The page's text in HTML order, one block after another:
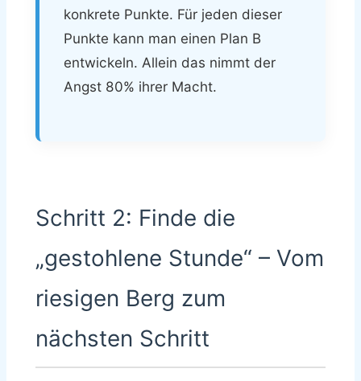
konkrete Punkte. Für jeden dieser
Punkte kann man einen Plan B
entwickeln. Allein das nimmt der
Angst 80% ihrer Macht.
Schritt 2: Finde die
„gestohlene Stunde“ – Vom
riesigen Berg zum
nächsten Schritt